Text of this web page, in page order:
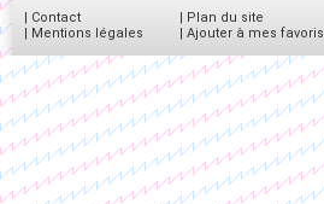
| Contact
| Mentions légales
| Plan du site
| Ajouter à mes favoris